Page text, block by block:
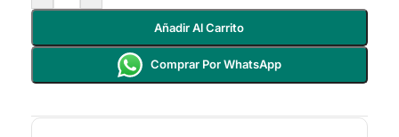
Añadir Al Carrito
Comprar Por WhatsApp